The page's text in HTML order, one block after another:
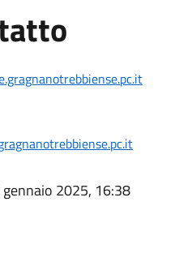
gennaio 2025, 16:38